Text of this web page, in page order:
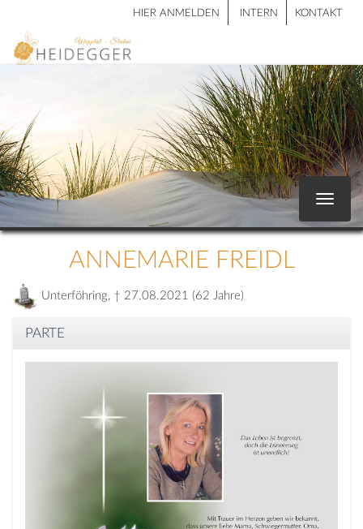
HIER ANMELDEN INTERN KONTAKT
Toggle
ANNEMARIE FREIDL
Unterföhring, † 27.08.2021 (62 Jahre)
PARTE